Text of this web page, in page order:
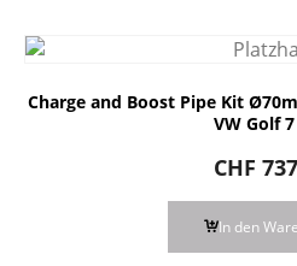
Charge and Boost Pipe Kit
VW Golf 7
CHF
In den